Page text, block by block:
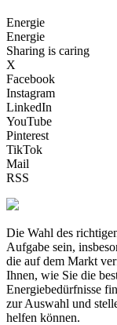
Energie
Energie
Sharing is caring
X
Facebook
Instagram
LinkedIn
YouTube
Pinterest
TikTok
Mail
RSS
Die Wahl des
Aufgabe sein,
die auf dem Markt
Ihnen, wie Sie die
Energiebedürfnisse
zur Auswahl und
helfen können.